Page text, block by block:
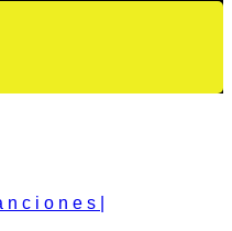
c i o n e s |